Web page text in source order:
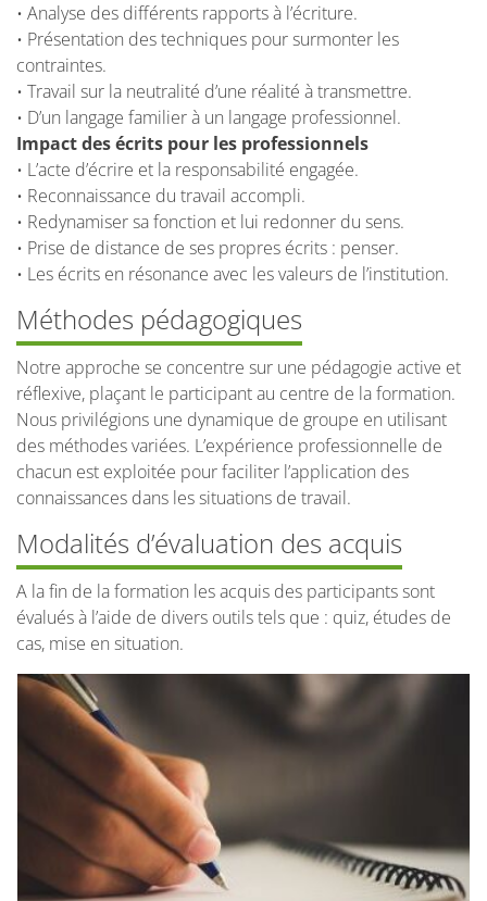
• Analyse des différents rapports à l’écriture.
• Présentation des techniques pour surmonter les
contraintes.
• Travail sur la neutralité d’une réalité à transmettre.
• D’un langage familier à un langage professionnel.
Impact des écrits pour les professionnels
• L’acte d’écrire et la responsabilité engagée.
• Reconnaissance du travail accompli.
• Redynamiser sa fonction et lui redonner du sens.
• Prise de distance de ses propres écrits : penser.
• Les écrits en résonance avec les valeurs de l’institution.
Méthodes pédagogiques
Notre approche se concentre sur une pédagogie active et
réflexive, plaçant le participant au centre de la formation.
Nous privilégions une dynamique de groupe en utilisant
des méthodes variées. L’expérience professionnelle de
chacun est exploitée pour faciliter l’application des
connaissances dans les situations de travail.
Modalités d’évaluation des acquis
A la fin de la formation les acquis des participants sont
évalués à l’aide de divers outils tels que : quiz, études de
cas, mise en situation.